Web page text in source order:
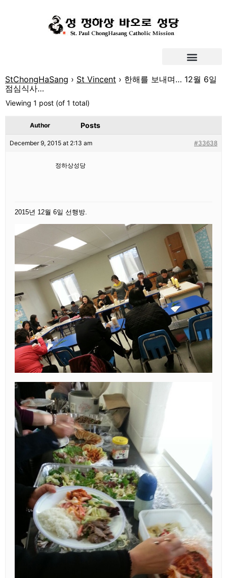
StChongHaSang › St Vincent › 한해를 보내며… 12월 6일
점심식사…
Viewing 1 post (of 1 total)
Author Posts
December 9, 2015 at 2:13 am #33638
정하상성당
2015년 12월 6일 선행방.